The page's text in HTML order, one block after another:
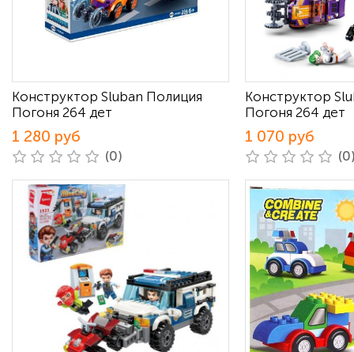
Конструктор Sluban Полиция
Погоня 264 дет
1 280 руб
(0)
Конструктор
Погоня 264 дет
1 070 руб